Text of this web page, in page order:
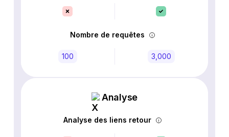
Nombre de requêtes
100 3,000
Analyse
Analyse des liens retour